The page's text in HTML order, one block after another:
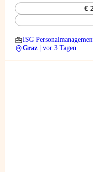
€
ISG
Graz
| vor 3 Tagen